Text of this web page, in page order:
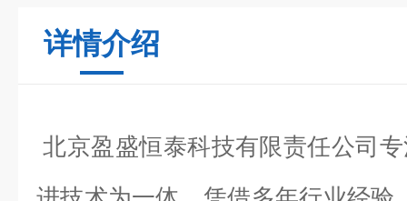
详情介绍
北京盈盛恒泰科技有限责任公司